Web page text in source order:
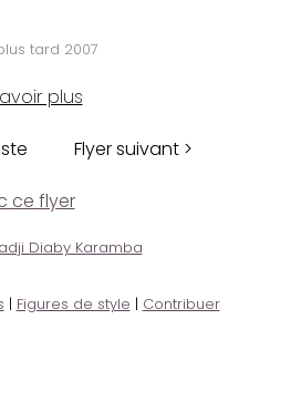
tard 2007
plus
Flyer suivant >
ce flyer
Diaby Karamba
| Figures de style | Contribuer